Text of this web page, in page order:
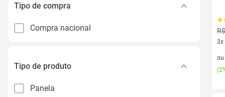
Tipo de compra
Compra nacional
Tipo de produto
Panela
3x
3
ou
(